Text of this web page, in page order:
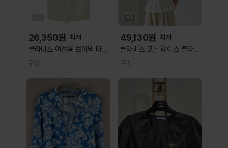
26,350원 최저
클라비스 여성용 브이넥 타이
블라우스 85(S) 라이트옐로
쿠팡
49,130원 최저
클라비스 코튼 레이스 블라우
쿠팡